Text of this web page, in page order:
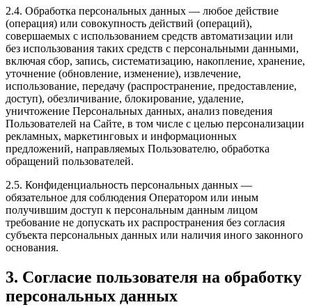
2.4. Обработка персональных данных — любое действие
(операция) или совокупность действий (операций),
совершаемых с использованием средств автоматизации или
без использования таких средств с персональными данными,
включая сбор, запись, систематизацию, накопление, хранение,
уточнение (обновление, изменение), извлечение,
использование, передачу (распространение, предоставление,
доступ), обезличивание, блокирование, удаление,
уничтожение Персональных данных, анализ поведения
Пользователей на Сайте, в том числе с целью персонализации
рекламных, маркетинговых и информационных
предложений, направляемых Пользователю, обработка
обращений пользователей.
2.5. Конфиденциальность персональных данных —
обязательное для соблюдения Оператором или иным
получившим доступ к персональным данным лицом
требование не допускать их распространения без согласия
субъекта персональных данных или наличия иного законного
основания.
3. Согласие пользователя на обработку
персональных данных